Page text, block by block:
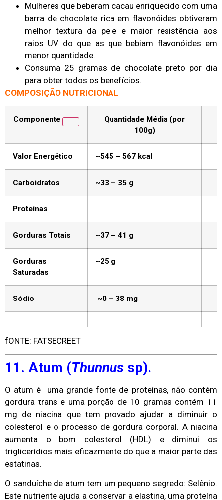
Mulheres que beberam cacau enriquecido com uma
barra de chocolate rica em flavonóides obtiveram
melhor textura da pele e maior resistência aos
raios UV do que as que bebiam flavonóides em
menor quantidade.
Consuma 25 gramas de chocolate preto por dia
para obter todos os benefícios.
COMPOSIÇÃO NUTRICIONAL
Componente
Quantidade Média (por
100g)
Valor Energético ~545 – 567 kcal
Carboidratos ~33 – 35 g
Proteínas
Gorduras Totais ~37 – 41 g
Gorduras
Saturadas
~25 g
Sódio ~0 – 38 mg
fONTE: FATSECREET
11. Atum (Thunnus sp).
O atum é uma grande fonte de proteínas, não contém
gordura trans e uma porção de 10 gramas contém 11
mg de niacina que tem provado ajudar a diminuir o
colesterol e o processo de gordura corporal. A niacina
aumenta o bom colesterol (HDL) e diminui os
triglicerídios mais eficazmente do que a maior parte das
estatinas.
O sanduíche de atum tem um pequeno segredo: Selênio.
Este nutriente ajuda a conservar a elastina, uma proteína